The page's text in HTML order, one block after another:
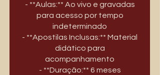
- **Aulas:** Ao vivo e gravadas
para acesso por tempo
indeterminado
- **Apostilas Inclusas:** Material
didático para
acompanhamento
- **Duração:** 6 meses